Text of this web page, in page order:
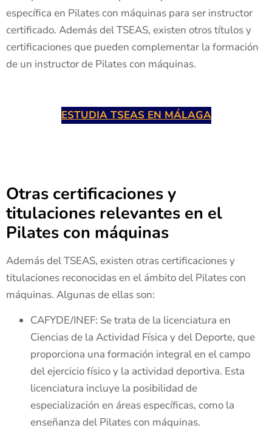
específica en Pilates con máquinas para ser instructor
certificado. Además del TSEAS, existen otros títulos y
certificaciones que pueden complementar la formación
de un instructor de Pilates con máquinas.
ESTUDIA TSEAS EN MÁLAGA
Otras certificaciones y
titulaciones relevantes en el
Pilates con máquinas
Además del TSEAS, existen otras certificaciones y
titulaciones reconocidas en el ámbito del Pilates con
máquinas. Algunas de ellas son:
CAFYDE/INEF: Se trata de la licenciatura en
Ciencias de la Actividad Física y del Deporte, que
proporciona una formación integral en el campo
del ejercicio físico y la actividad deportiva. Esta
licenciatura incluye la posibilidad de
especialización en áreas específicas, como la
enseñanza del Pilates con máquinas.